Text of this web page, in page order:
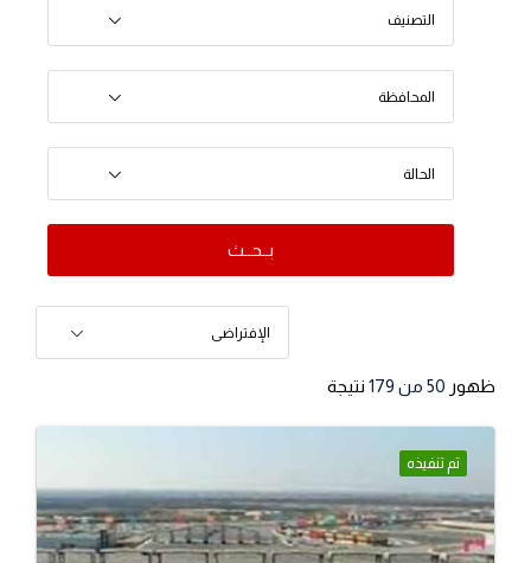
التصنيف
المحافظة
الحالة
بــحــث
الإفتراضى
ظهور 50 من 179 نتيجة
تم تنفيذه